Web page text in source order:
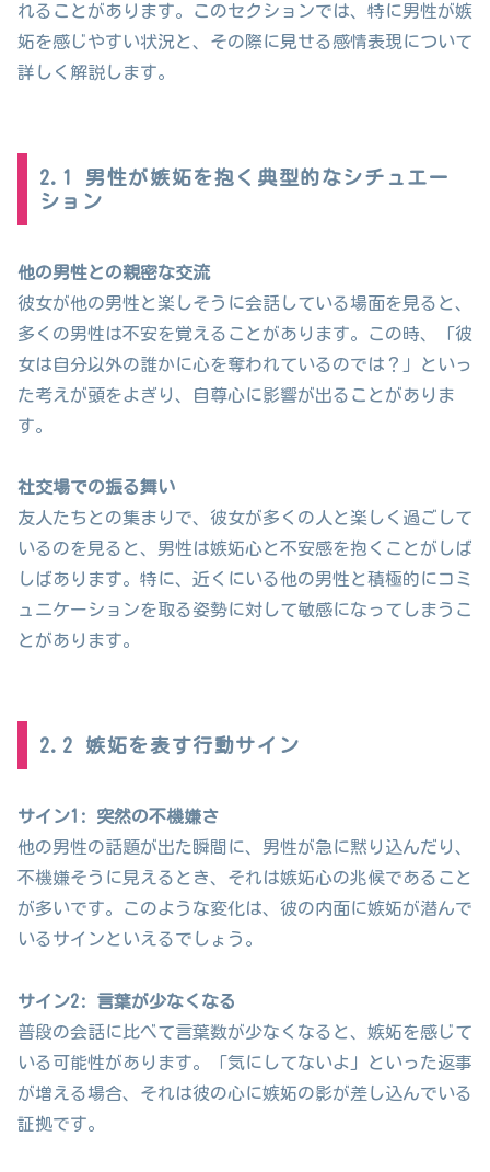
れることがあります。このセクションでは、特に男性が嫉
妬を感じやすい状況と、その際に見せる感情表現について
詳しく解説します。
2.1 男性が嫉妬を抱く典型的なシチュエー
ション
他の男性との親密な交流
彼女が他の男性と楽しそうに会話している場面を見ると、
多くの男性は不安を覚えることがあります。この時、「彼
女は自分以外の誰かに心を奪われているのでは？」といっ
た考えが頭をよぎり、自尊心に影響が出ることがありま
す。
社交場での振る舞い
友人たちとの集まりで、彼女が多くの人と楽しく過ごして
いるのを見ると、男性は嫉妬心と不安感を抱くことがしば
しばあります。特に、近くにいる他の男性と積極的にコミ
ュニケーションを取る姿勢に対して敏感になってしまうこ
とがあります。
2.2 嫉妬を表す行動サイン
サイン1: 突然の不機嫌さ
他の男性の話題が出た瞬間に、男性が急に黙り込んだり、
不機嫌そうに見えるとき、それは嫉妬心の兆候であること
が多いです。このような変化は、彼の内面に嫉妬が潜んで
いるサインといえるでしょう。
サイン2: 言葉が少なくなる
普段の会話に比べて言葉数が少なくなると、嫉妬を感じて
いる可能性があります。「気にしてないよ」といった返事
が増える場合、それは彼の心に嫉妬の影が差し込んでいる
証拠です。